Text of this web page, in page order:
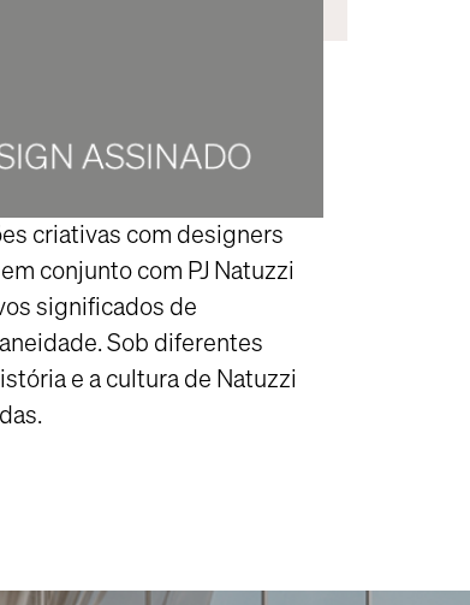
criativas com designers
conjunto com PJ Natuzzi
significados de
Sob diferentes
e a cultura de Natuzzi